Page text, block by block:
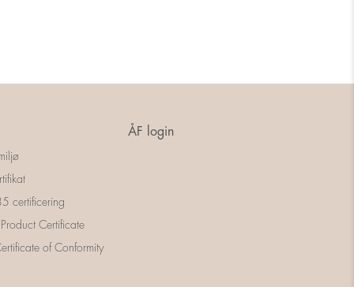
certificering
Certificate
of Conformity
ÅF login